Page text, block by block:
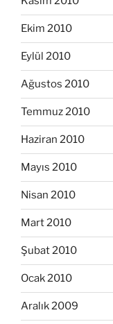
Ekim 2010
Eylül 2010
Ağustos 2010
Temmuz 2010
Haziran 2010
Mayıs 2010
Nisan 2010
Mart 2010
Şubat 2010
Ocak 2010
Aralık 2009